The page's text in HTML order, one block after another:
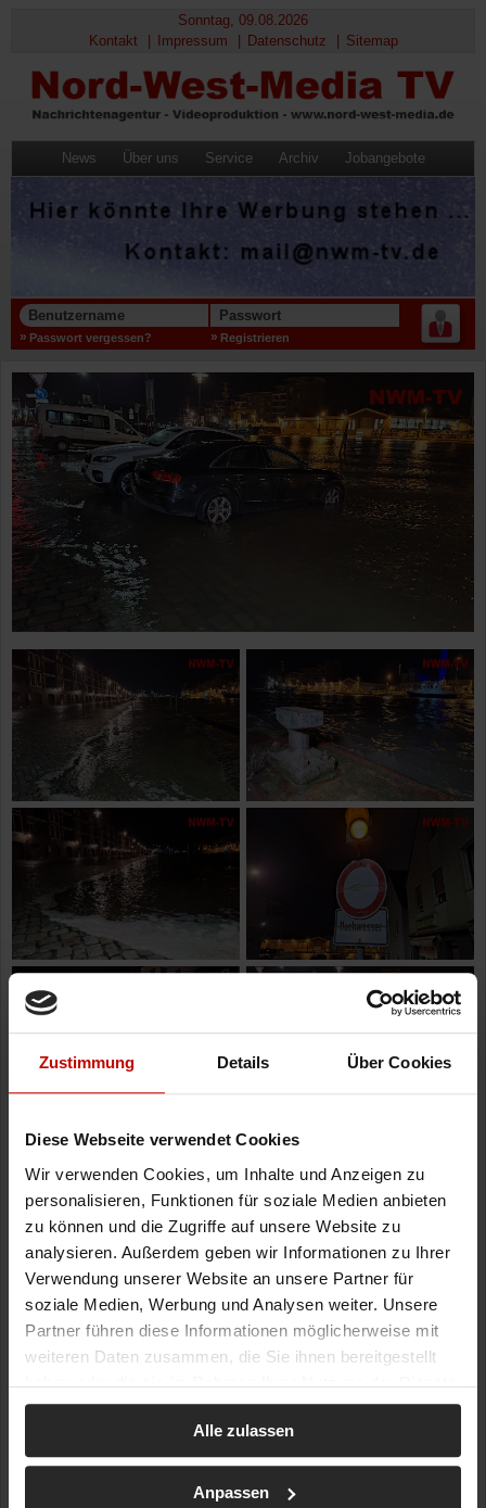
Zustimmung Details Über Cookies
Diese Webseite verwendet Cookies
Wir verwenden Cookies, um Inhalte und Anzeigen zu
personalisieren, Funktionen für soziale Medien anbieten
zu können und die Zugriffe auf unsere Website zu
analysieren. Außerdem geben wir Informationen zu Ihrer
Verwendung unserer Website an unsere Partner für
soziale Medien, Werbung und Analysen weiter. Unsere
Partner führen diese Informationen möglicherweise mit
weiteren Daten zusammen, die Sie ihnen bereitgestellt
haben oder die sie im Rahmen Ihrer Nutzung der Dienste
gesammelt haben.
Alle zulassen
Anpassen
Sonntag, 09.08.2026
Kontakt
Impressum Datenschutz Sitemap
News Über uns Service Archiv Jobangebote
Benutzername Passwort
Passwort vergessen? Registrieren